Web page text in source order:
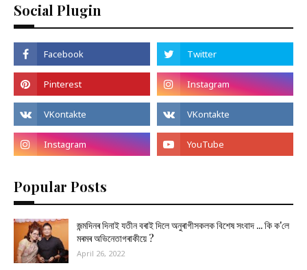
Social Plugin
Popular Posts
জন্মদিনৰ দিনাই যতীন বৰাই দিলে অনুৰাগীসকলক বিশেষ সংবাদ ... কি ক'লে
মৰমৰ অভিনেতাগৰাকীয়ে ?
April 26, 2022